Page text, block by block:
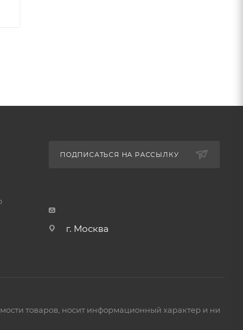
ПОДПИСАТЬСЯ НА РАССЫЛКУ
г. Москва
товаров, носит информационный характер и ни